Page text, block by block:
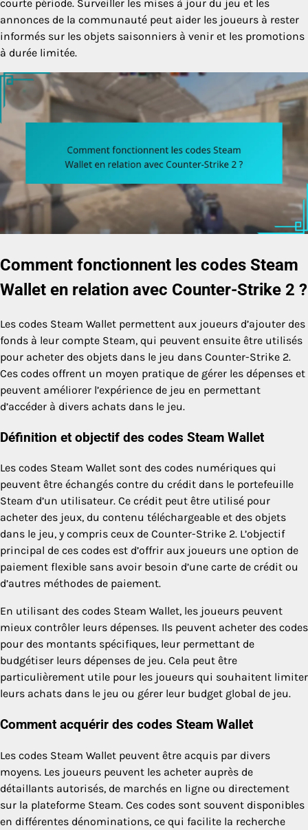
courte période. Surveiller les mises à jour du jeu et les
annonces de la communauté peut aider les joueurs à rester
informés sur les objets saisonniers à venir et les promotions
à durée limitée.
Comment fonctionnent les codes Steam
Wallet en relation avec Counter-Strike 2 ?
Les codes Steam Wallet permettent aux joueurs d’ajouter des
fonds à leur compte Steam, qui peuvent ensuite être utilisés
pour acheter des objets dans le jeu dans Counter-Strike 2.
Ces codes offrent un moyen pratique de gérer les dépenses et
peuvent améliorer l’expérience de jeu en permettant
d’accéder à divers achats dans le jeu.
Définition et objectif des codes Steam Wallet
Les codes Steam Wallet sont des codes numériques qui
peuvent être échangés contre du crédit dans le portefeuille
Steam d’un utilisateur. Ce crédit peut être utilisé pour
acheter des jeux, du contenu téléchargeable et des objets
dans le jeu, y compris ceux de Counter-Strike 2. L’objectif
principal de ces codes est d’offrir aux joueurs une option de
paiement flexible sans avoir besoin d’une carte de crédit ou
d’autres méthodes de paiement.
En utilisant des codes Steam Wallet, les joueurs peuvent
mieux contrôler leurs dépenses. Ils peuvent acheter des codes
pour des montants spécifiques, leur permettant de
budgétiser leurs dépenses de jeu. Cela peut être
particulièrement utile pour les joueurs qui souhaitent limiter
leurs achats dans le jeu ou gérer leur budget global de jeu.
Comment acquérir des codes Steam Wallet
Les codes Steam Wallet peuvent être acquis par divers
moyens. Les joueurs peuvent les acheter auprès de
détaillants autorisés, de marchés en ligne ou directement
sur la plateforme Steam. Ces codes sont souvent disponibles
en différentes dénominations, ce qui facilite la recherche